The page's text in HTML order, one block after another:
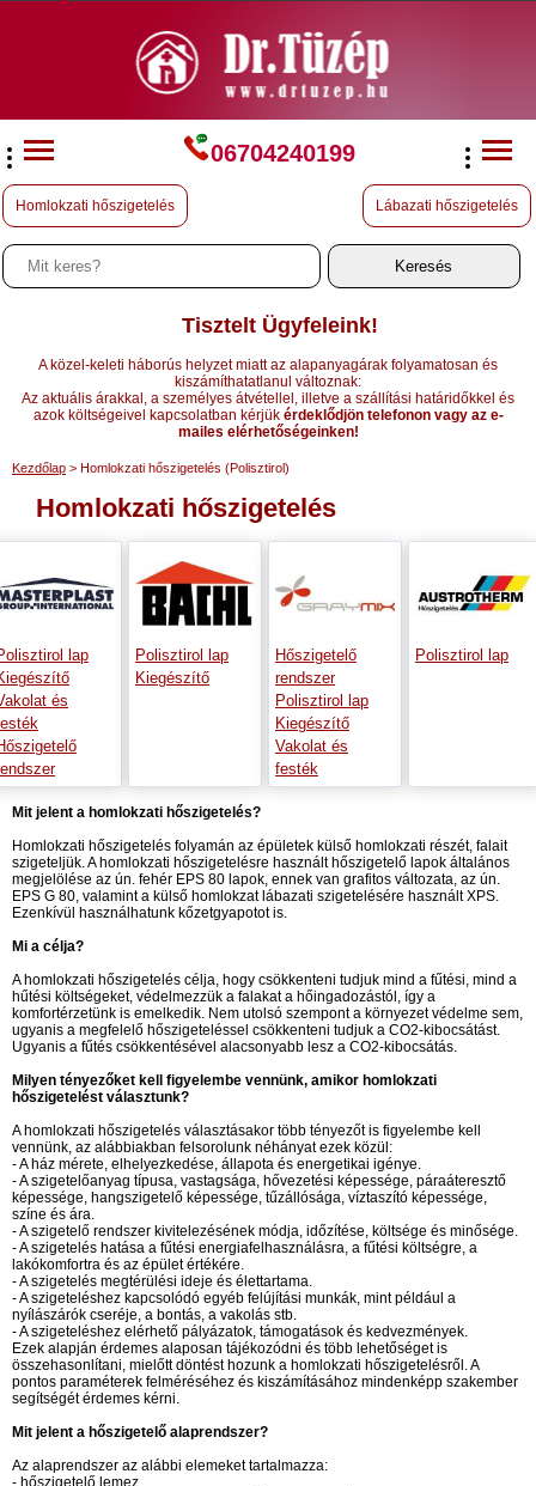
06704240199
Homlokzati hőszigetelés Lábazati hőszigetelés
Tisztelt Ügyfeleink!
A közel-keleti háborús helyzet miatt az alapanyagárak folyamatosan és
kiszámíthatatlanul változnak:
Az aktuális árakkal, a személyes átvétellel, illetve a szállítási határidőkkel és
azok költségeivel kapcsolatban kérjük érdeklődjön telefonon vagy az e-
mailes elérhetőségeinken!
Kezdőlap > Homlokzati hőszigetelés (Polisztirol)
Homlokzati hőszigetelés
lap
és
Polisztirol lap
Kiegészítő
Hőszigetelő
rendszer
Polisztirol lap
Kiegészítő
Vakolat és
festék
Polisztirol lap
Mit jelent a homlokzati hőszigetelés?
Homlokzati hőszigetelés folyamán az épületek külső homlokzati részét, falait
szigeteljük. A homlokzati hőszigetelésre használt hőszigetelő lapok általános
megjelölése az ún. fehér EPS 80 lapok, ennek van grafitos változata, az ún.
EPS G 80, valamint a külső homlokzat lábazati szigetelésére használt XPS.
Ezenkívül használhatunk kőzetgyapotot is.
Mi a célja?
A homlokzati hőszigetelés célja, hogy csökkenteni tudjuk mind a fűtési, mind a
hűtési költségeket, védelmezzük a falakat a hőingadozástól, így a
komfortérzetünk is emelkedik. Nem utolsó szempont a környezet védelme sem,
ugyanis a megfelelő hőszigeteléssel csökkenteni tudjuk a CO2-kibocsátást.
Ugyanis a fűtés csökkentésével alacsonyabb lesz a CO2-kibocsátás.
Milyen tényezőket kell figyelembe vennünk, amikor homlokzati
hőszigetelést választunk?
A homlokzati hőszigetelés választásakor több tényezőt is figyelembe kell
vennünk, az alábbiakban felsorolunk néhányat ezek közül:
- A ház mérete, elhelyezkedése, állapota és energetikai igénye.
- A szigetelőanyag típusa, vastagsága, hővezetési képessége, páraáteresztő
képessége, hangszigetelő képessége, tűzállósága, víztaszító képessége,
színe és ára.
- A szigetelő rendszer kivitelezésének módja, időzítése, költsége és minősége.
- A szigetelés hatása a fűtési energiafelhasználásra, a fűtési költségre, a
lakókomfortra és az épület értékére.
- A szigetelés megtérülési ideje és élettartama.
- A szigeteléshez kapcsolódó egyéb felújítási munkák, mint például a
nyílászárók cseréje, a bontás, a vakolás stb.
- A szigeteléshez elérhető pályázatok, támogatások és kedvezmények.
Ezek alapján érdemes alaposan tájékozódni és több lehetőséget is
összehasonlítani, mielőtt döntést hozunk a homlokzati hőszigetelésről. A
pontos paraméterek felméréséhez és kiszámításához mindenképp szakember
segítségét érdemes kérni.
Mit jelent a hőszigetelő alaprendszer?
Az alaprendszer az alábbi elemeket tartalmazza: